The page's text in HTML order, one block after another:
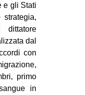
e gli Stati
dittatore
dal
con
primo
in